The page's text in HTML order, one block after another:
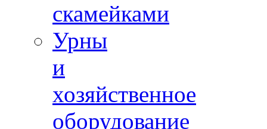
скамейками
Урны
и
хозяйственное
оборудование